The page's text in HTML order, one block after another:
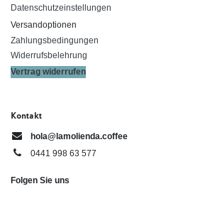
Datenschutzeinstellungen
Versandoptionen
Zahlungsbedingungen
Widerrufsbelehrung
Vertrag widerrufen
Kontakt
hola@lamolienda.coffee
0441 998 63 577
Folgen Sie uns